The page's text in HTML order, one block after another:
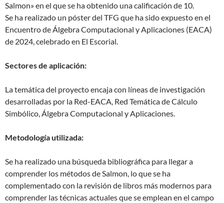
Salmon» en el que se ha obtenido una calificación de 10.
Se ha realizado un póster del TFG que ha sido expuesto en el
Encuentro de Álgebra Computacional y Aplicaciones (EACA)
de 2024, celebrado en El Escorial.
Sectores de aplicación:
La temática del proyecto encaja con líneas de investigación
desarrolladas por la Red-EACA, Red Temática de Cálculo
Simbólico, Álgebra Computacional y Aplicaciones.
Metodología utilizada:
Se ha realizado una búsqueda bibliográfica para llegar a
comprender los métodos de Salmon, lo que se ha
complementado con la revisión de libros más modernos para
comprender las técnicas actuales que se emplean en el campo